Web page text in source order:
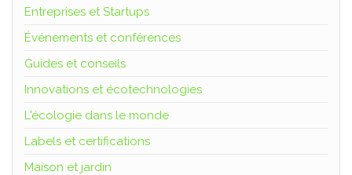
Entreprises et Startups
Événements et conférences
Guides et conseils
Innovations et écotechnologies
L'écologie dans le monde
Labels et certifications
Maison et jardin